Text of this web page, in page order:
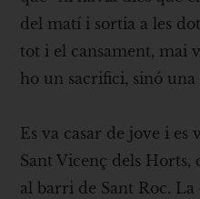
del matí i sortia a les
tot i el cansament, mai
ho un sacrifici, sinó una
Es va casar de jove i es
Sant Vicenç dels Horts,
al barri de Sant Roc. La